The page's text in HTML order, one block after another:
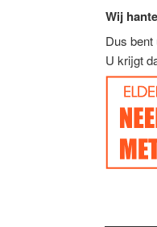
Wij
Dus bent
U krijgt